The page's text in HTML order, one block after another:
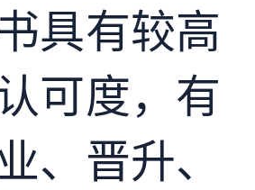
具有较高
可度，有
、晋升、